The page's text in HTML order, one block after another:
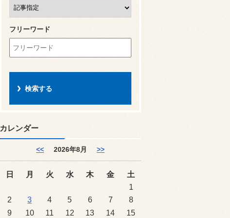
フリーワード
カレンダー
<< 2026年8月 >>
日 月 火 水 木 金
土
1
2
3 4 5 6 7
8
9
10 11 12 13 14
15